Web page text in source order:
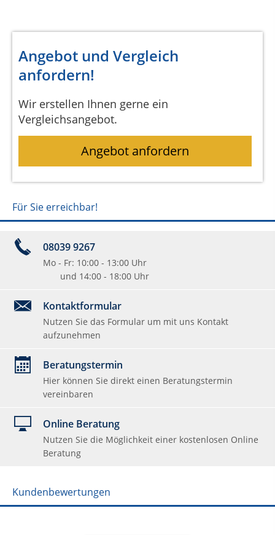
Angebot und Vergleich
anfordern!
Wir erstellen Ihnen gerne ein
Vergleichsangebot.
Angebot anfordern
Für Sie erreichbar!
08039 9267
Mo - Fr: 10:00 - 13:00 Uhr
und 14:00 - 18:00 Uhr
Kontaktformular
Nutzen Sie das Formular um mit uns Kontakt
aufzunehmen
Beratungstermin
Hier können Sie direkt einen Beratungstermin
vereinbaren
Online Beratung
Nutzen Sie die Möglichkeit einer kostenlosen Online
Beratung
Kundenbewertungen